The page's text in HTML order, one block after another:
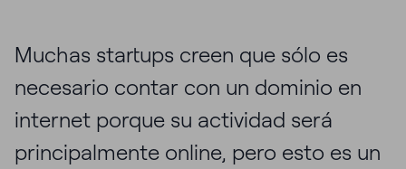
Muchas startups creen que sólo es
necesario contar con un dominio en
internet porque su actividad será
principalmente online, pero esto es un